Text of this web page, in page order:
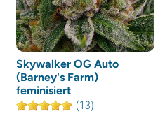
Skywalker OG Auto
(Barney's Farm)
feminisiert
(13)